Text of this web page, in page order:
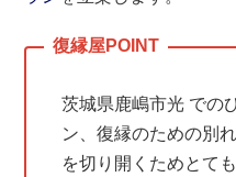
茨城県鹿嶋市光 での
ン、復縁のための別
を切り開くためとて